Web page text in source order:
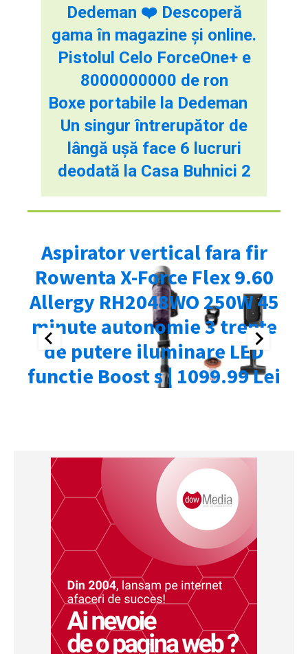
Dedeman ❤️ Descoperă
gama în magazine și online.
Pistolul Celo ForceOne+ e
8000000000 de ron
Boxe portabile la Dedeman
Un singur întrerupător de
lângă ușă face 6 lucruri
deodată la Casa Buhnici 2